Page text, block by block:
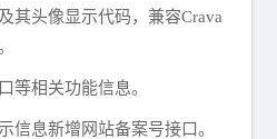
其头像显示代码，兼容Crava
等相关功能信息。
信息新增网站备案号接口。